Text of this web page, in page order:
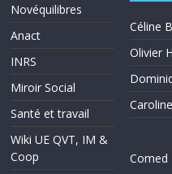
Novéquilibres
Anact
INRS
Miroir Social
Santé et travail
Wiki UE QVT, IM &
Coop
Céline
Olivier
Comed